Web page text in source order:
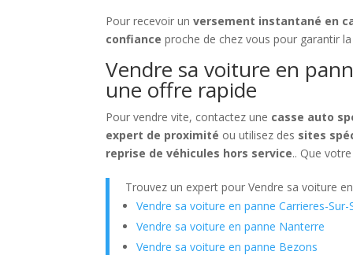
Pour recevoir unversement instantané en
confiance proche de chez vous pour garantir la
Vendre sa voiture en
une offre rapide
Pour vendre vite, contactez une casse auto
expert de proximité ou utilisez des sites
reprise de véhicules hors service.. Que
Trouvez un expert pour Vendre sa voiture
Vendre sa voiture en panne Carrieres-Sur-
Vendre sa voiture en panne Nanterre
Vendre sa voiture en panne Bezons